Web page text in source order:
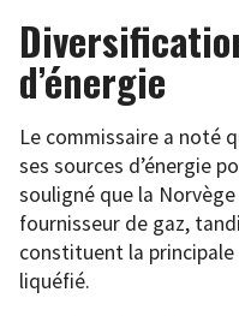
d’énergie
Le commissaire a noté
ses sources d’énergie
souligné que la
fournisseur de gaz,
constituent la
liquéfié.